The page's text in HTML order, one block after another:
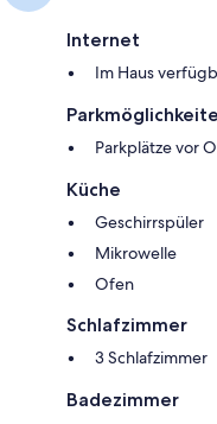
Internet
Im Haus
Parkplätze vor
Küche
Geschirrspüler
Mikrowelle
Ofen
Schlafzimmer
3 Schlafzimmer
Badezimmer